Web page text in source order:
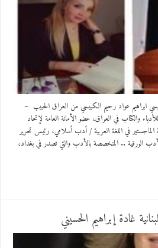
ابراهيم عواد رحيم الكبيسي من العراق الحبيب –
والكتاب في العراق، عضو الأمانة العامة لإتحاد
في اللغة العربية / أدب أسلامي، رئيس تحرير
الورقية .. المتخصصة بالأدب والتي تصدر في بغداد،
غادة إبراهيم الحسيني